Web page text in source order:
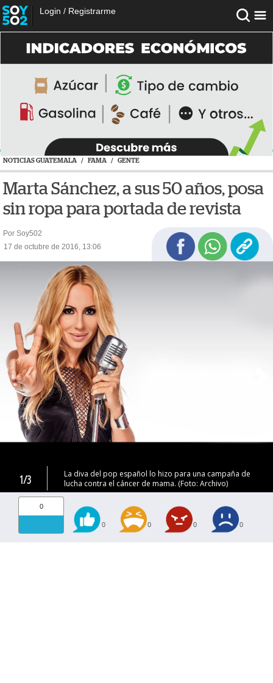
Login / Registrarme
NOTICIAS GUATEMALA / FAMA / GENTE
Marta Sánchez, a sus 50 años, posa
sin ropa para portada de revista
Por Soy502
17 de octubre de 2016, 13:06
1/3
La diva del pop español lo hizo para una campaña de
lucha contra el cáncer de mama. (Foto: Archivo)
0
0 0 0 0